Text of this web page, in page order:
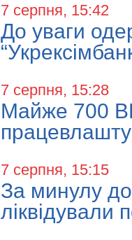
7 серпня, 15:42
До уваги
7 серпня, 15:28
Майже 700
7 серпня, 15:15
За минулу
ліквідували